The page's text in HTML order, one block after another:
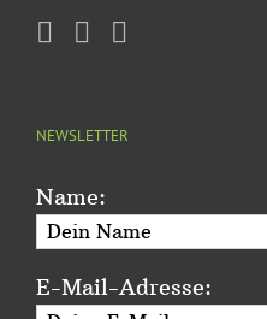
NEWSLETTER
Name:
E-Mail-Adresse: